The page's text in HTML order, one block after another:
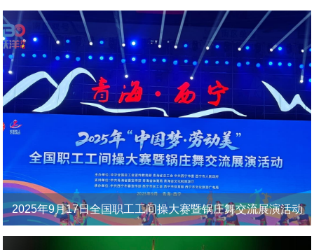
2025年9月17日全国职工工间操大赛暨锅庄舞交流展演活动